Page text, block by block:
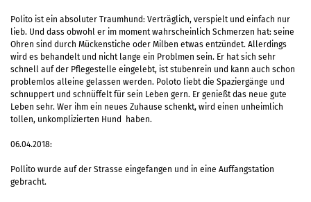
Polito ist ein absoluter Traumhund: Verträglich, verspielt und einfach nur
lieb. Und dass obwohl er im moment wahrscheinlich Schmerzen hat: seine
Ohren sind durch Mückenstiche oder Milben etwas entzündet. Allerdings
wird es behandelt und nicht lange ein Problmen sein. Er hat sich sehr
schnell auf der Pflegestelle eingelebt, ist stubenrein und kann auch schon
problemlos alleine gelassen werden. Poloto liebt die Spaziergänge und
schnuppert und schnüffelt für sein Leben gern. Er genießt das neue gute
Leben sehr. Wer ihm ein neues Zuhause schenkt, wird einen unheimlich
tollen, unkomplizierten Hund haben.
06.04.2018:
Pollito wurde auf der Strasse eingefangen und in eine Auffangstation
gebracht.